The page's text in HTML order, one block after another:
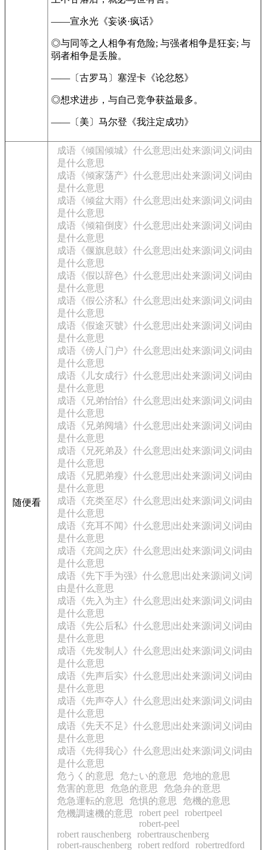
——宣永光《妄谈·疯话》
◎与同等之人相争有危险; 与强者相争是狂妄; 与
弱者相争是丢脸。
——〔古罗马〕塞涅卡《论忿怒》
◎想求进步，与自己竞争获益最多。
——〔美〕马尔登《我注定成功》
随便看
成语《倾国倾城》什么意思|出处来源|词义|词由
是什么意思
成语《倾家荡产》什么意思|出处来源|词义|词由
是什么意思
成语《倾盆大雨》什么意思|出处来源|词义|词由
是什么意思
成语《倾箱倒庋》什么意思|出处来源|词义|词由
是什么意思
成语《偃旗息鼓》什么意思|出处来源|词义|词由
是什么意思
成语《假以辞色》什么意思|出处来源|词义|词由
是什么意思
成语《假公济私》什么意思|出处来源|词义|词由
是什么意思
成语《假途灭虢》什么意思|出处来源|词义|词由
是什么意思
成语《傍人门户》什么意思|出处来源|词义|词由
是什么意思
成语《儿女成行》什么意思|出处来源|词义|词由
是什么意思
成语《兄弟怡怡》什么意思|出处来源|词义|词由
是什么意思
成语《兄弟阋墙》什么意思|出处来源|词义|词由
是什么意思
成语《兄死弟及》什么意思|出处来源|词义|词由
是什么意思
成语《兄肥弟瘦》什么意思|出处来源|词义|词由
是什么意思
成语《充类至尽》什么意思|出处来源|词义|词由
是什么意思
成语《充耳不闻》什么意思|出处来源|词义|词由
是什么意思
成语《充闾之庆》什么意思|出处来源|词义|词由
是什么意思
成语《先下手为强》什么意思|出处来源|词义|词
由是什么意思
成语《先入为主》什么意思|出处来源|词义|词由
是什么意思
成语《先公后私》什么意思|出处来源|词义|词由
是什么意思
成语《先发制人》什么意思|出处来源|词义|词由
是什么意思
成语《先声后实》什么意思|出处来源|词义|词由
是什么意思
成语《先声夺人》什么意思|出处来源|词义|词由
是什么意思
成语《先天不足》什么意思|出处来源|词义|词由
是什么意思
成语《先得我心》什么意思|出处来源|词义|词由
是什么意思
危うく的意思
危たい的意思
危地的意思
危害的意思
危急的意思
危急弁的意思
危急運転的意思
危惧的意思
危機的意思
危機調速機的意思
robert peel
robertpeel
robert-peel
robert rauschenberg
robertrauschenberg
robert-rauschenberg
robert redford robertredford